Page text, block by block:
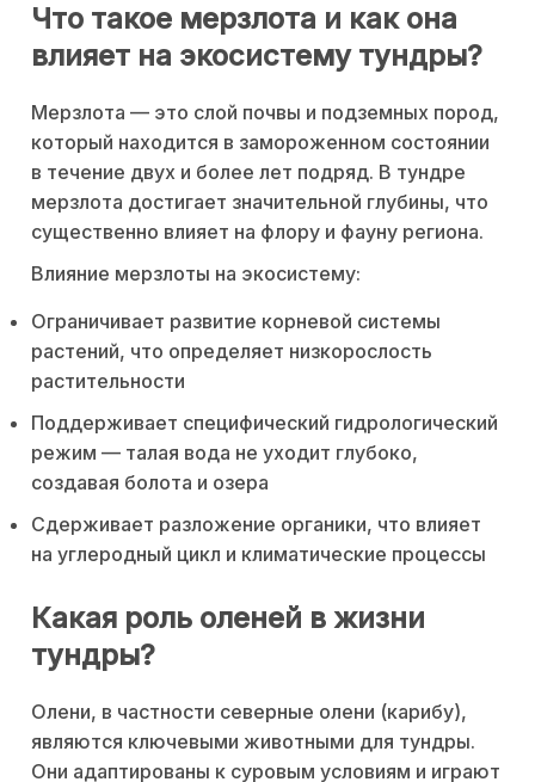
Что такое мерзлота и как она
влияет на экосистему тундры?
Мерзлота — это слой почвы и подземных пород,
который находится в замороженном состоянии
в течение двух и более лет подряд. В тундре
мерзлота достигает значительной глубины, что
существенно влияет на флору и фауну региона.
Влияние мерзлоты на экосистему:
Ограничивает развитие корневой системы
растений, что определяет низкорослость
растительности
Поддерживает специфический гидрологический
режим — талая вода не уходит глубоко,
создавая болота и озера
Сдерживает разложение органики, что влияет
на углеродный цикл и климатические процессы
Какая роль оленей в жизни
тундры?
Олени, в частности северные олени (карибу),
являются ключевыми животными для тундры.
Они адаптированы к суровым условиям и играют